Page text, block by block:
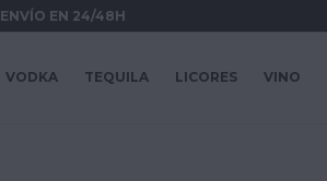
ENVÍO EN 24/48H
VODKA TEQUILA LICORES VINO